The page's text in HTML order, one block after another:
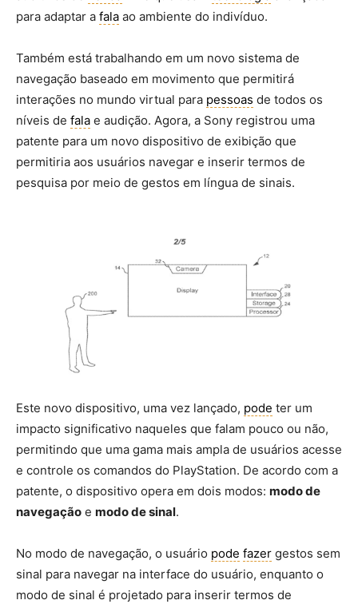
para adaptar a fala ao ambiente do indivíduo.
Também está trabalhando em um novo sistema de
navegação baseado em movimento que permitirá
interações no mundo virtual para pessoas de todos os
níveis de fala e audição. Agora, a Sony registrou uma
patente para um novo dispositivo de exibição que
permitiria aos usuários navegar e inserir termos de
pesquisa por meio de gestos em língua de sinais.
Este novo dispositivo, uma vez lançado, pode ter um
impacto significativo naqueles que falam pouco ou não,
permitindo que uma gama mais ampla de usuários acesse
e controle os comandos do PlayStation. De acordo com a
patente, o dispositivo opera em dois modos: modo de
navegação e modo de sinal.
No modo de navegação, o usuário pode fazer gestos sem
sinal para navegar na interface do usuário, enquanto o
modo de sinal é projetado para inserir termos de